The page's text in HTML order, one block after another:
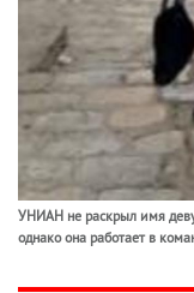
УНИАН не раскрыл имя
однако она работает в